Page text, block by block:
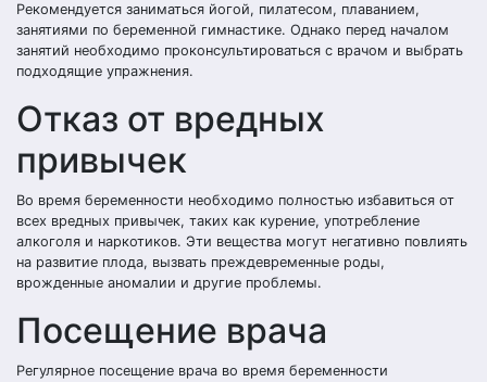
Рекомендуется заниматься йогой, пилатесом, плаванием,
занятиями по беременной гимнастике. Однако перед началом
занятий необходимо проконсультироваться с врачом и выбрать
подходящие упражнения.
Отказ от вредных
привычек
Во время беременности необходимо полностью избавиться от
всех вредных привычек, таких как курение, употребление
алкоголя и наркотиков. Эти вещества могут негативно повлиять
на развитие плода, вызвать преждевременные роды,
врожденные аномалии и другие проблемы.
Посещение врача
Регулярное посещение врача во время беременности